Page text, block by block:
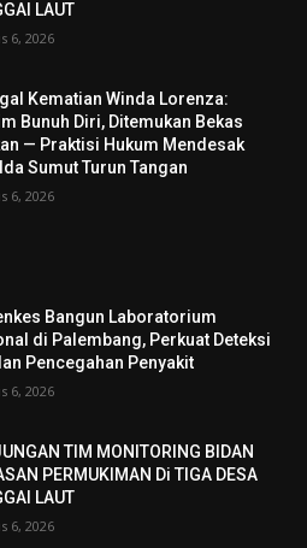
LAUT
6, 2026
Kematian Winda Lorenza:
Bunuh Diri, Ditemukan Bekas
— Praktisi Hukum Mendesak
Sumut Turun Tangan
6, 2026
Bangun Laboratorium
di Palembang, Perkuat Deteksi
Pencegahan Penyakit
6, 2026
TIM MONITORING BIDAN
PERMUKIMAN Di TIGA DESA
LAUT
6, 2026